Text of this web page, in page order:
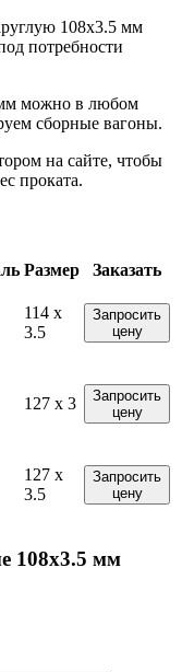
108х3.5 мм
потребности
мм можно в любом
сборные вагоны.
на сайте, чтобы
проката.
Размер
Заказать
114 x
3.5
Запросить
цену
127 x 3
Запросить
цену
127 x
3.5
Запросить
цену
108x3.5 мм